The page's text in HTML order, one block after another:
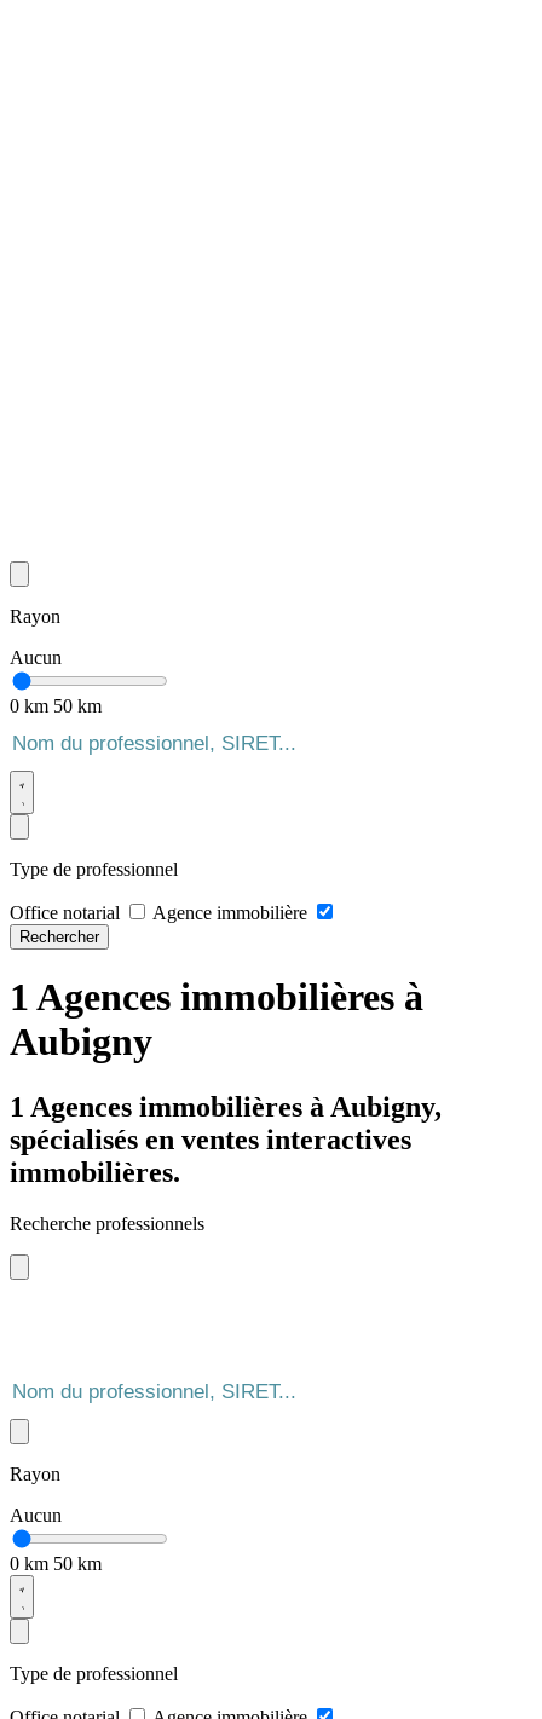
Rayon
Aucun
0 km 50 km
Type de professionnel
Office notarial Agence immobilière
Rechercher
1 Agences immobilières à
Aubigny
1 Agences immobilières à Aubigny,
spécialisés en ventes interactives
immobilières.
Recherche professionnels
Rayon
Aucun
0 km 50 km
Type de professionnel